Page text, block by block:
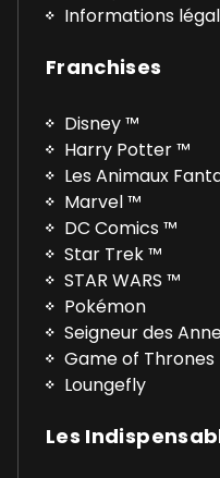
Informations
Franchises
Disney ™
Harry Potter ™
Les Animaux
Marvel ™
DC Comics ™
Star Trek ™
STAR WARS ™
Pokémon
Seigneur des
Game of Thrones
Loungefly
Les